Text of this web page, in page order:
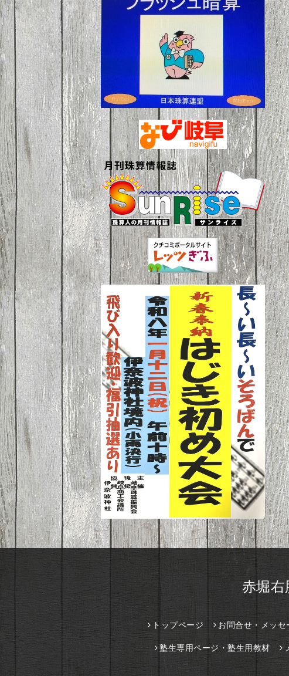
赤堀
トップページ お問合せ・メッセ
塾生専用ページ・塾生用教材